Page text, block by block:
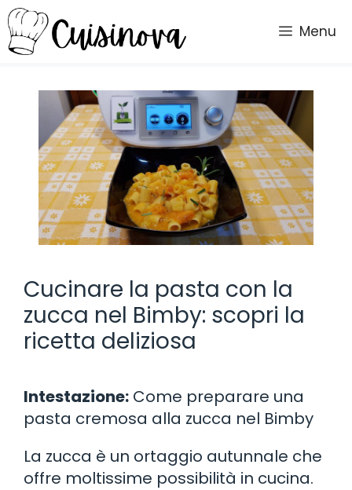
Vai
al
contenuto
Menu
Cucinare la pasta con la
zucca nel Bimby: scopri la
ricetta deliziosa
Intestazione: Come preparare una
pasta cremosa alla zucca nel Bimby
La zucca è un ortaggio autunnale che
offre moltissime possibilità in cucina.